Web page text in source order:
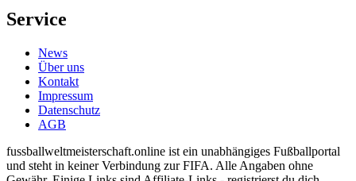
Service
News
Über uns
Kontakt
Impressum
Datenschutz
AGB
fussballweltmeisterschaft.online ist ein unabhängiges Fußballportal
und steht in keiner Verbindung zur FIFA. Alle Angaben ohne